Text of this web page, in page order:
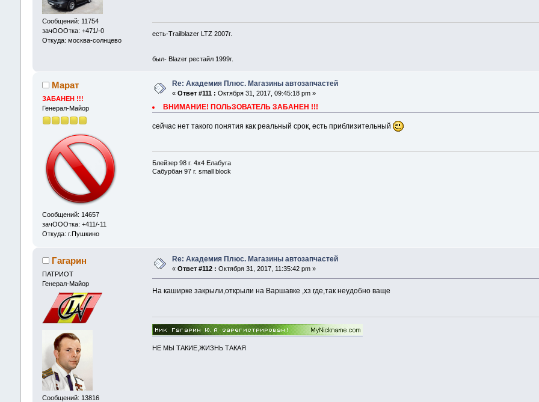
Сообщений: 11754
зачОООтка: +471/-0
Откуда: москва-солнцево
есть-Trailblazer LTZ 2007г.
был- Blazer рестайл 1999г.
Марат
ЗАБАНЕН !!!
Генерал-Майор
Сообщений: 14657
зачОООтка: +411/-11
Откуда: г.Пушкино
Re: Академия Плюс. Магазины автозапчастей
« Ответ #111 : Октября 31, 2017, 09:45:18 pm »
ВНИМАНИЕ! ПОЛЬЗОВАТЕЛЬ ЗАБАНЕН !!!
сейчас нет такого понятия как реальный срок, есть приблизительный
Блейзер 98 г. 4х4 Елабуга
Сабурбан 97 г. small block
Гагарин
ПАТРИОТ
Генерал-Майор
Сообщений: 13816
Re: Академия Плюс. Магазины автозапчастей
« Ответ #112 : Октября 31, 2017, 11:35:42 pm »
На каширке закрыли,открыли на Варшавке ,хз где,так неудобно ваще
НЕ МЫ ТАКИЕ,ЖИЗНЬ ТАКАЯ